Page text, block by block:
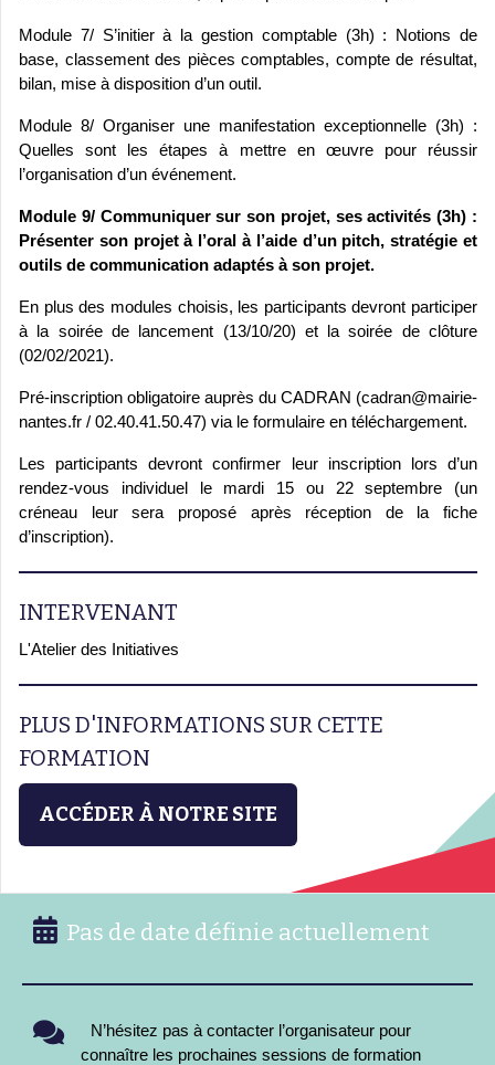
Module 7/ S’initier à la gestion comptable (3h) : Notions de
base, classement des pièces comptables, compte de résultat,
bilan, mise à disposition d’un outil.
Module 8/ Organiser une manifestation exceptionnelle (3h) :
Quelles sont les étapes à mettre en œuvre pour réussir
l’organisation d’un événement.
Module 9/ Communiquer sur son projet, ses activités (3h) :
Présenter son projet à l’oral à l’aide d’un pitch, stratégie et
outils de communication adaptés à son projet.
En plus des modules choisis, les participants devront participer
à la soirée de lancement (13/10/20) et la soirée de clôture
(02/02/2021).
Pré-inscription obligatoire auprès du CADRAN (cadran@mairie-
nantes.fr / 02.40.41.50.47) via le formulaire en téléchargement.
Les participants devront confirmer leur inscription lors d’un
rendez-vous individuel le mardi 15 ou 22 septembre (un
créneau leur sera proposé après réception de la fiche
d’inscription).
INTERVENANT
L'Atelier des Initiatives
PLUS D'INFORMATIONS SUR CETTE
FORMATION
ACCÉDER À NOTRE SITE
Pas de date définie actuellement
N’hésitez pas à contacter l’organisateur pour
connaître les prochaines sessions de formation